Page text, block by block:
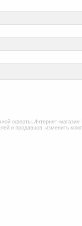
оферты.Интернет-
и продавцов, изменить